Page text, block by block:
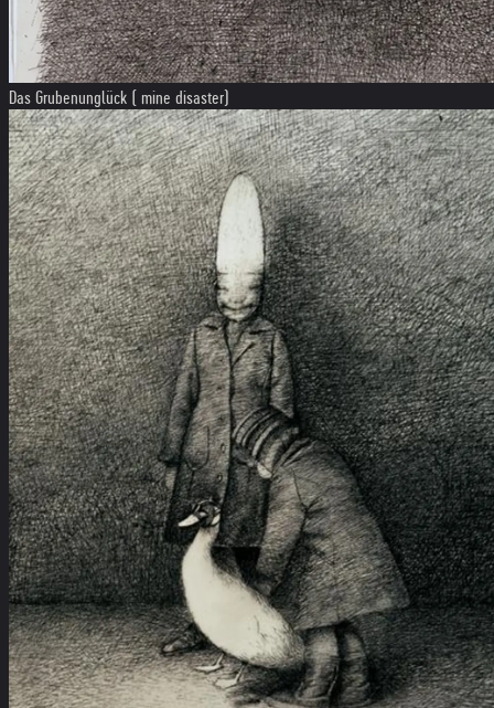
Das Grubenunglück ( mine disaster)